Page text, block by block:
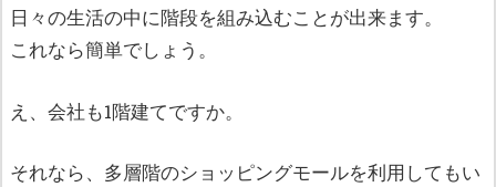
日々の生活の中に階段を組み込むことが出来ます。
これなら簡単でしょう。
え、会社も1階建てですか。
それなら、多層階のショッピングモールを利用してもい